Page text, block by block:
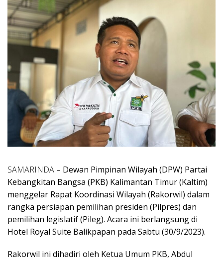
SAMARINDA – Dewan Pimpinan Wilayah (DPW) Partai
Kebangkitan Bangsa (PKB) Kalimantan Timur (Kaltim)
menggelar Rapat Koordinasi Wilayah (Rakorwil) dalam
rangka persiapan pemilihan presiden (Pilpres) dan
pemilihan legislatif (Pileg). Acara ini berlangsung di
Hotel Royal Suite Balikpapan pada Sabtu (30/9/2023).
Rakorwil ini dihadiri oleh Ketua Umum PKB, Abdul